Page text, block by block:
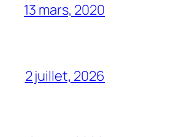
13 mars, 2020
2 juillet, 2026